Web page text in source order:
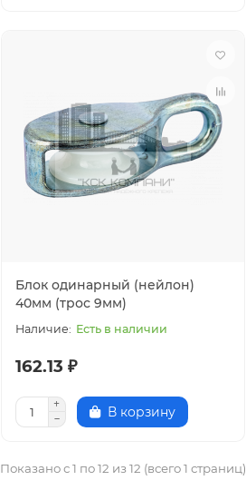
Блок одинарный (нейлон)
40мм (трос 9мм)
Есть в наличии
162.13 ₽
В корзину
Показано с 1 по 12 из 12 (всего 1 страниц)